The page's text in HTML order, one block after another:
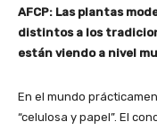
AFCP: Las plantas
distintos a los
están viendo a nivel
En el mundo
“celulosa y papel”. El